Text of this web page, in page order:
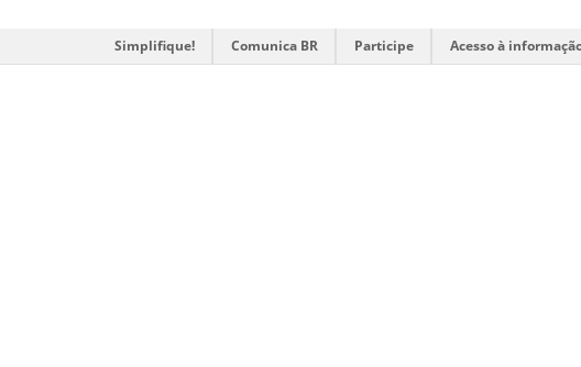
Simplifique! Comunica BR Participe Acesso à